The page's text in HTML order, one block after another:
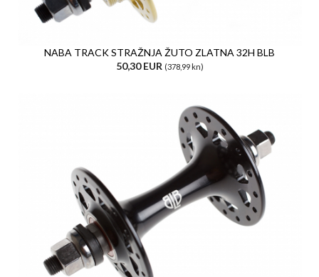
NABA TRACK STRAŽNJA ŽUTO ZLATNA 32H BLB
50,30 EUR (378,99 kn)